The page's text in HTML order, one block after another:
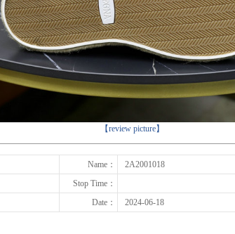
【review picture】
下一张
Name：
2A2001018
Stop Time：
Date：
2024-06-18